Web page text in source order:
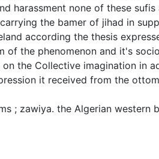
harassment none of these sufis
the bamer of jihad in
according the thesis
of the phenomenon and it's
the Collective imagination in
it received from the
; zawiya. the Algerian western